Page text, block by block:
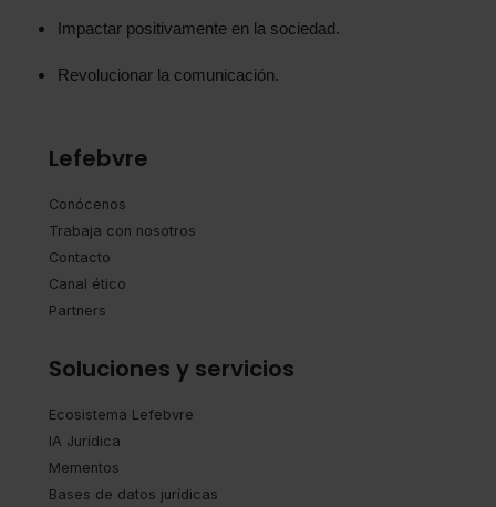
Impactar positivamente en la sociedad.
Revolucionar la comunicación.
Lefebvre
Conócenos
Trabaja con nosotros
Contacto
Canal ético
Partners
Soluciones y servicios
Ecosistema Lefebvre
IA Jurídica
Mementos
Bases de datos jurídicas